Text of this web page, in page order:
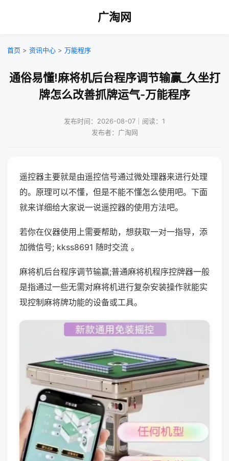
广淘网
首页 > 资讯中心 > 万能程序
通俗易懂!麻将机后台程序调节输赢_久坐打
牌怎么改善抓牌运气-万能程序
发布时间：2026-08-07｜阅读：1
发布者：广淘网
遥控器主要就是由遥控信号通过微处理器来进行处理
的。原理可以不懂，但是不能不懂怎么使用吧。下面
就来详细给大家说一说遥控器的使用方法吧。
若你在仪器使用上需要帮助，想获取一对一指导，添
加微信号; kkss8691 随时交流 。
麻将机后台程序调节输赢;普通麻将机程序控牌器一般
是指通过一些无需对麻将机进行复杂安装操作就能实
现控制麻将牌功能的设备或工具。